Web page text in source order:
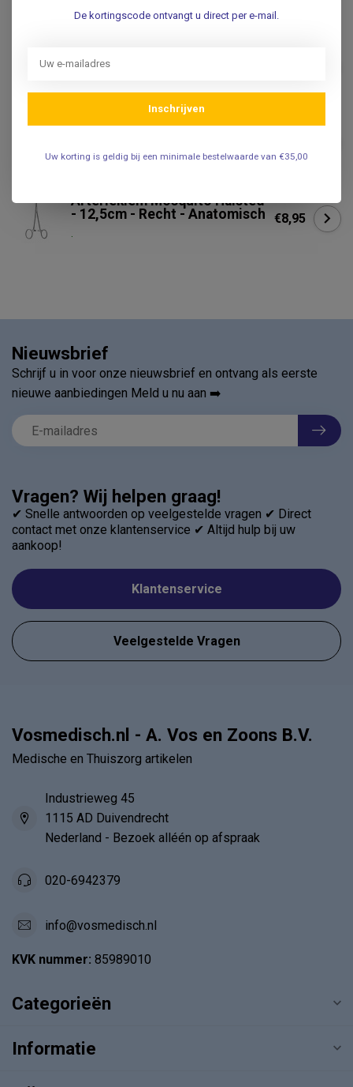
14cm
Arterieklem Pean - 16cm -
.
Arterieklem Mosquito Halsted
- 12,5cm - Recht - Anatomisch
.
€8,95
Vragen? Wij helpen graag!
✔ Snelle antwoorden op veelgestelde vragen ✔ Direct
contact met onze klantenservice ✔ Altijd hulp bij uw
aankoop!
Klantenservice
Veelgestelde Vragen
Nieuwsbrief
Schrijf u in voor onze nieuwsbrief en ontvang als eerste
nieuwe aanbiedingen Meld u nu aan ➡️
Vosmedisch.nl - A. Vos en Zoons B.V.
Medische en Thuiszorg artikelen
Industrieweg 45
1115 AD Duivendrecht
Nederland - Bezoek alléén op afspraak
020-6942379
info@vosmedisch.nl
KVK nummer: 85989010
Categorieën
Informatie
De kortingscode ontvangt u direct per e-mail.
Inschrijven
Uw korting is geldig bij een minimale bestelwaarde van €35,00